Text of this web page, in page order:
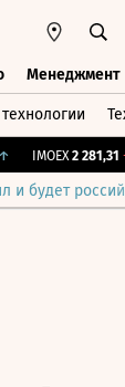
Менеджмент
IMOEX 2 281,31 -
и будет